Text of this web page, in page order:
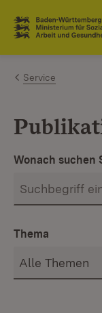
Zum Inhalt
Link zur
Service
Wonach suchen
Thema